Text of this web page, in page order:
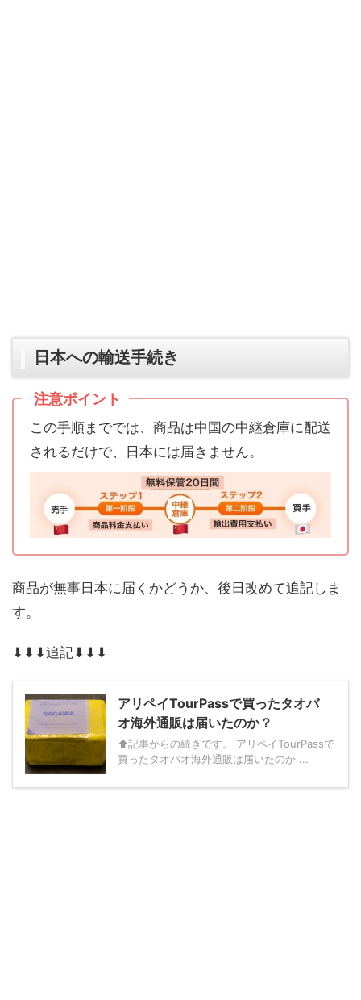
日本への輸送手続き
注意ポイント
この手順まででは、商品は中国の中継倉庫に配送
されるだけで、日本には届きません。
商品が無事日本に届くかどうか、後日改めて追記しま
す。
⬇︎⬇︎⬇︎追記⬇︎⬇︎⬇︎
アリペイTourPassで買ったタオバ
オ海外通販は届いたのか？
⬆︎記事からの続きです。 アリペイTourPassで
買ったタオバオ海外通販は届いたのか ...